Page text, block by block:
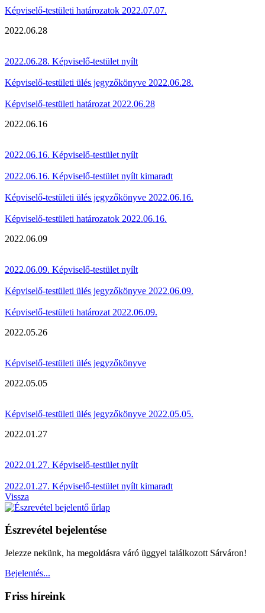
Képviselő-testületi határozatok 2022.07.07.
2022.06.28
2022.06.28. Képviselő-testület nyílt
Képviselő-testületi ülés jegyzőkönyve 2022.06.28.
Képviselő-testületi határozat 2022.06.28
2022.06.16
2022.06.16. Képviselő-testület nyílt
2022.06.16. Képviselő-testület nyílt kimaradt
Képviselő-testületi ülés jegyzőkönyve 2022.06.16.
Képviselő-testületi határozatok 2022.06.16.
2022.06.09
2022.06.09. Képviselő-testület nyílt
Képviselő-testületi ülés jegyzőkönyve 2022.06.09.
Képviselő-testületi határozat 2022.06.09.
2022.05.26
Képviselő-testületi ülés jegyzőkönyve
2022.05.05
Képviselő-testületi ülés jegyzőkönyve 2022.05.05.
2022.01.27
2022.01.27. Képviselő-testület nyílt
2022.01.27. Képviselő-testület nyílt kimaradt
Vissza
Észrevétel bejelentése
Jelezze nekünk, ha megoldásra váró üggyel találkozott Sárváron!
Bejelentés...
Friss híreink